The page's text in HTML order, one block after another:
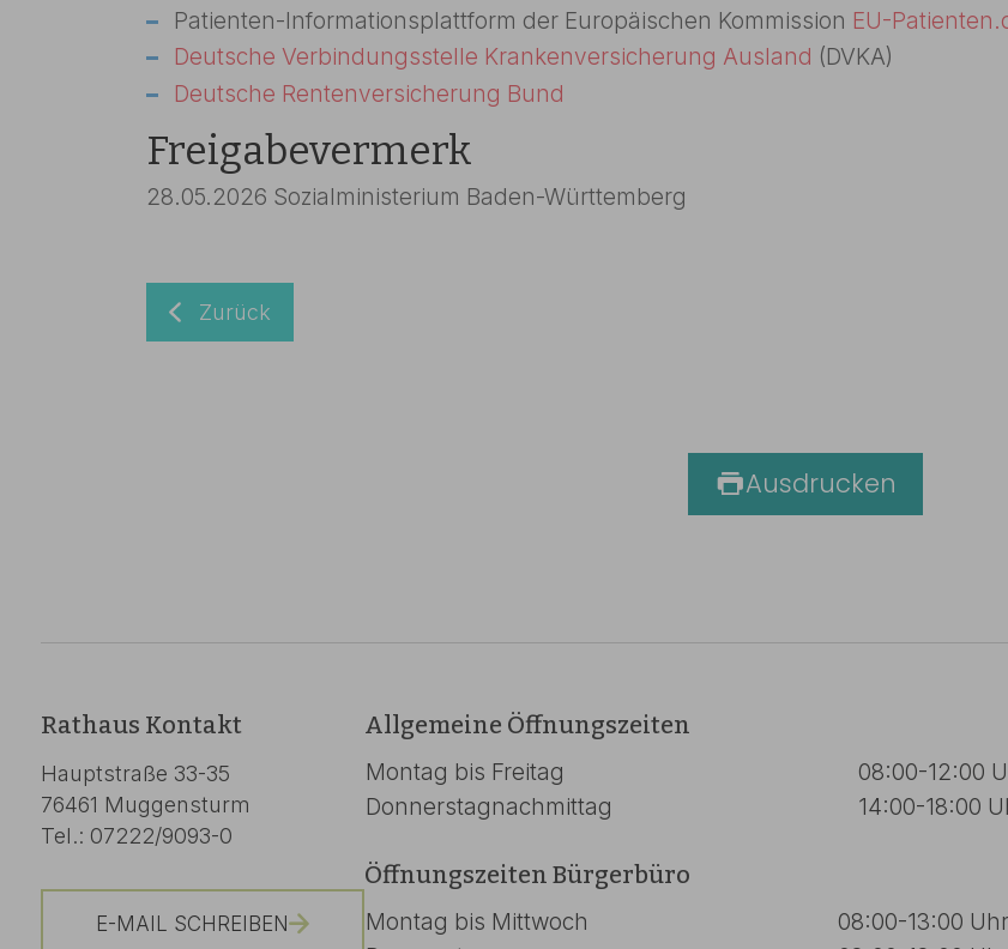
Patienten-Informationsplattform der Europäischen Kommission EU-
Deutsche Verbindungsstelle Krankenversicherung Ausland (DVKA)
Deutsche Rentenversicherung Bund
Freigabevermerk
28.05.2026 Sozialministerium Baden-Württemberg
Zurück
Ausdrucken
Rathaus Kontakt
Hauptstraße 33-35
76461 Muggensturm
Tel.: 07222/9093-0
E-MAIL SCHREIBEN
Allgemeine Öffnungszeiten
Montag bis Freitag
08:00-12:00
Donnerstagnachmittag
14:00-18:00
Öffnungszeiten Bürgerbüro
Montag bis Mittwoch
08:00-13:00 Uhr